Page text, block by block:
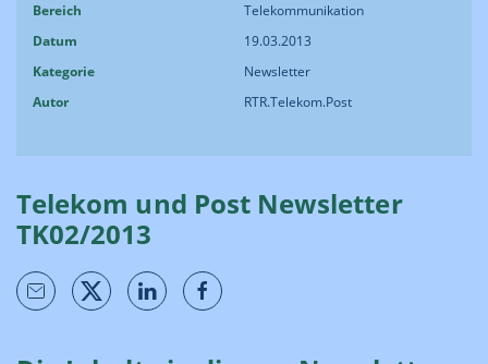
Bereich
Telekommunikation
Datum
19.03.2013
Kategorie
Newsletter
Autor
RTR.Telekom.Post
Telekom und Post Newsletter
TK02/2013